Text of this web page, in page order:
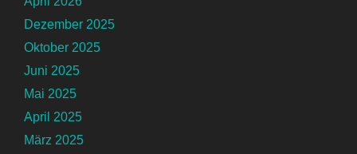
Dezember 2025
Oktober 2025
Juni 2025
Mai 2025
April 2025
März 2025